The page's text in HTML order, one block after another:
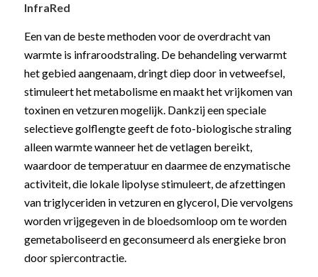
InfraRed
Een van de beste methoden voor de overdracht van
warmte is infraroodstraling. De behandeling verwarmt
het gebied aangenaam, dringt diep door in vetweefsel,
stimuleert het metabolisme en maakt het vrijkomen van
toxinen en vetzuren mogelijk. Dankzij een speciale
selectieve golflengte geeft de foto-biologische straling
alleen warmte wanneer het de vetlagen bereikt,
waardoor de temperatuur en daarmee de enzymatische
activiteit, die lokale lipolyse stimuleert, de afzettingen
van triglyceriden in vetzuren en glycerol, Die vervolgens
worden vrijgegeven in de bloedsomloop om te worden
gemetaboliseerd en geconsumeerd als energieke bron
door spiercontractie.